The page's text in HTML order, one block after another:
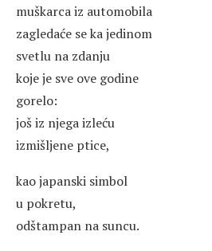
muškarca iz automobila
zagledaće se ka jedinom
svetlu na zdanju
koje je sve ove godine
gorelo:
još iz njega izleću
izmišljene ptice,
kao japanski simbol
u pokretu,
odštampan na suncu.